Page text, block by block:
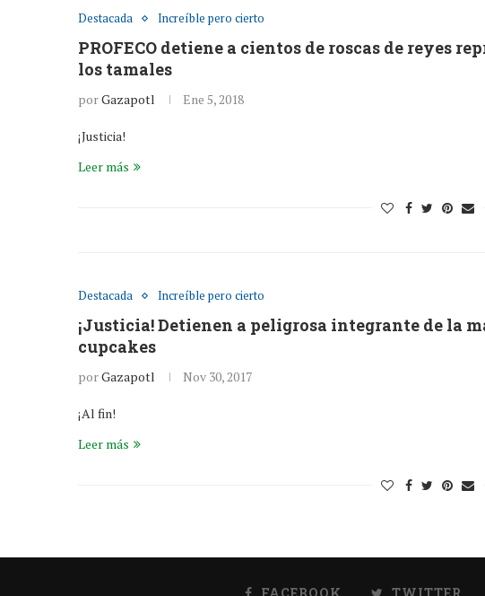
Destacada Increíble pero cierto
PROFECO detiene a cientos de roscas de reyes
los tamales
porGazapotl Ene 5, 2018
¡Justicia!
Leer más
Destacada Increíble pero cierto
¡Justicia! Detienen a peligrosa integrante de la
cupcakes
porGazapotl Nov 30, 2017
¡Al fin!
Leer más